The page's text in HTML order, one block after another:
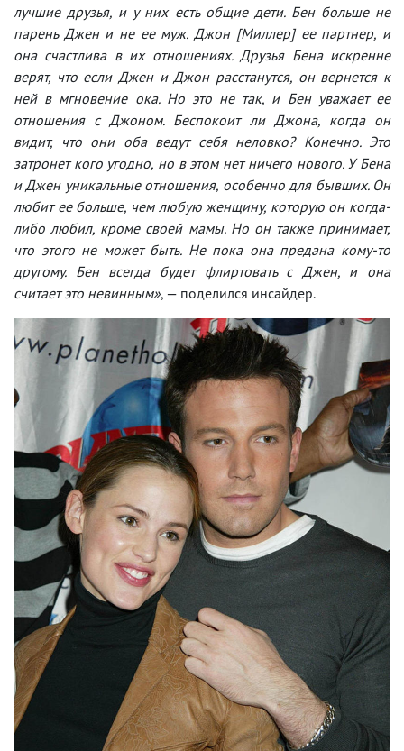
лучшие друзья, и у них есть общие дети. Бен больше не
парень Джен и не ее муж. Джон [Миллер] ее партнер, и
она счастлива в их отношениях. Друзья Бена искренне
верят, что если Джен и Джон расстанутся, он вернется к
ней в мгновение ока. Но это не так, и Бен уважает ее
отношения с Джоном. Беспокоит ли Джона, когда он
видит, что они оба ведут себя неловко? Конечно. Это
затронет кого угодно, но в этом нет ничего нового. У Бена
и Джен уникальные отношения, особенно для бывших. Он
любит ее больше, чем любую женщину, которую он когда-
либо любил, кроме своей мамы. Но он также принимает,
что этого не может быть. Не пока она предана кому-то
другому. Бен всегда будет флиртовать с Джен, и она
считает это невинным», — поделился инсайдер.